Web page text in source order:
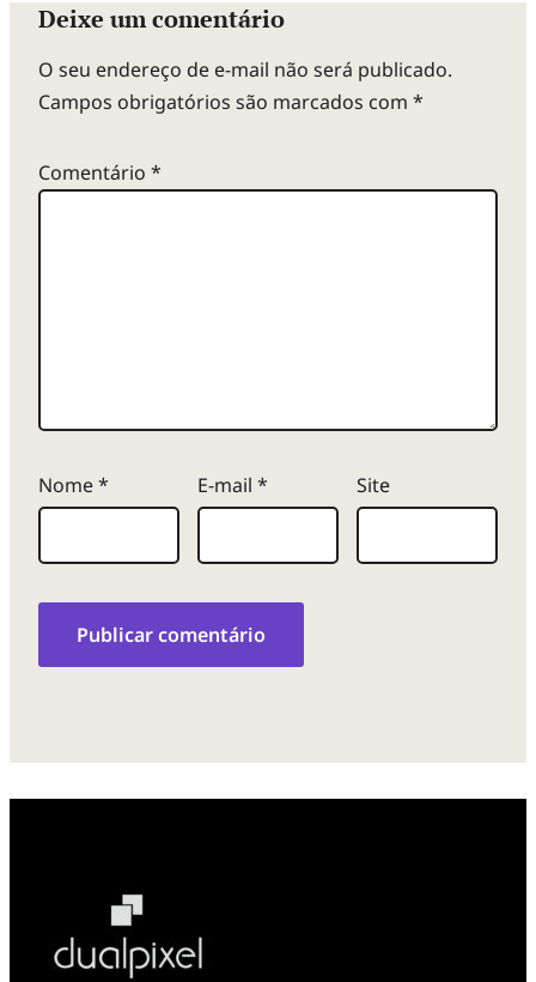
Deixe um comentário
O seu endereço de e-mail não será publicado.
Campos obrigatórios são marcados com *
Comentário *
Nome* E-mail * Site